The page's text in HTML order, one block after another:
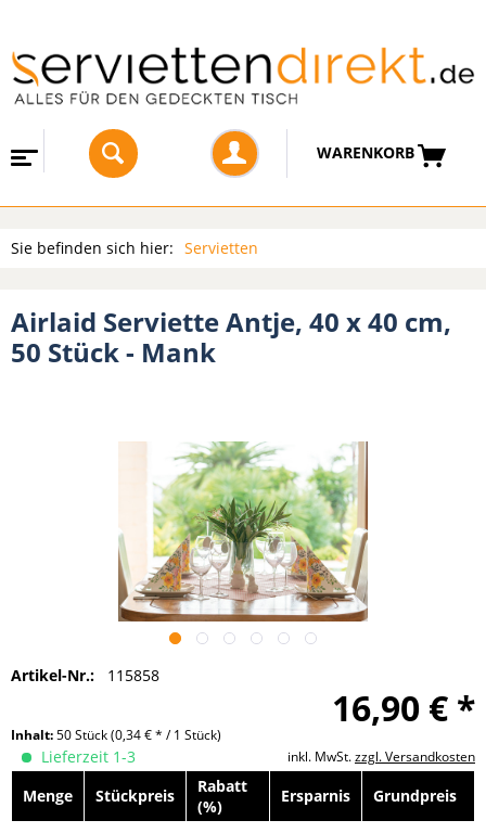
WARENKORB
Sie befinden sich hier: Servietten
Airlaid Serviette Antje, 40 x 40 cm,
50 Stück - Mank
Artikel-Nr.: 115858
16,90 € *
Inhalt:50 Stück(0,34 € * / 1 Stück)
inkl. MwSt.zzgl. Versandkosten
Lieferzeit 1-3
Menge
Stückpreis
Rabatt
(%)
Ersparnis Grundpreis